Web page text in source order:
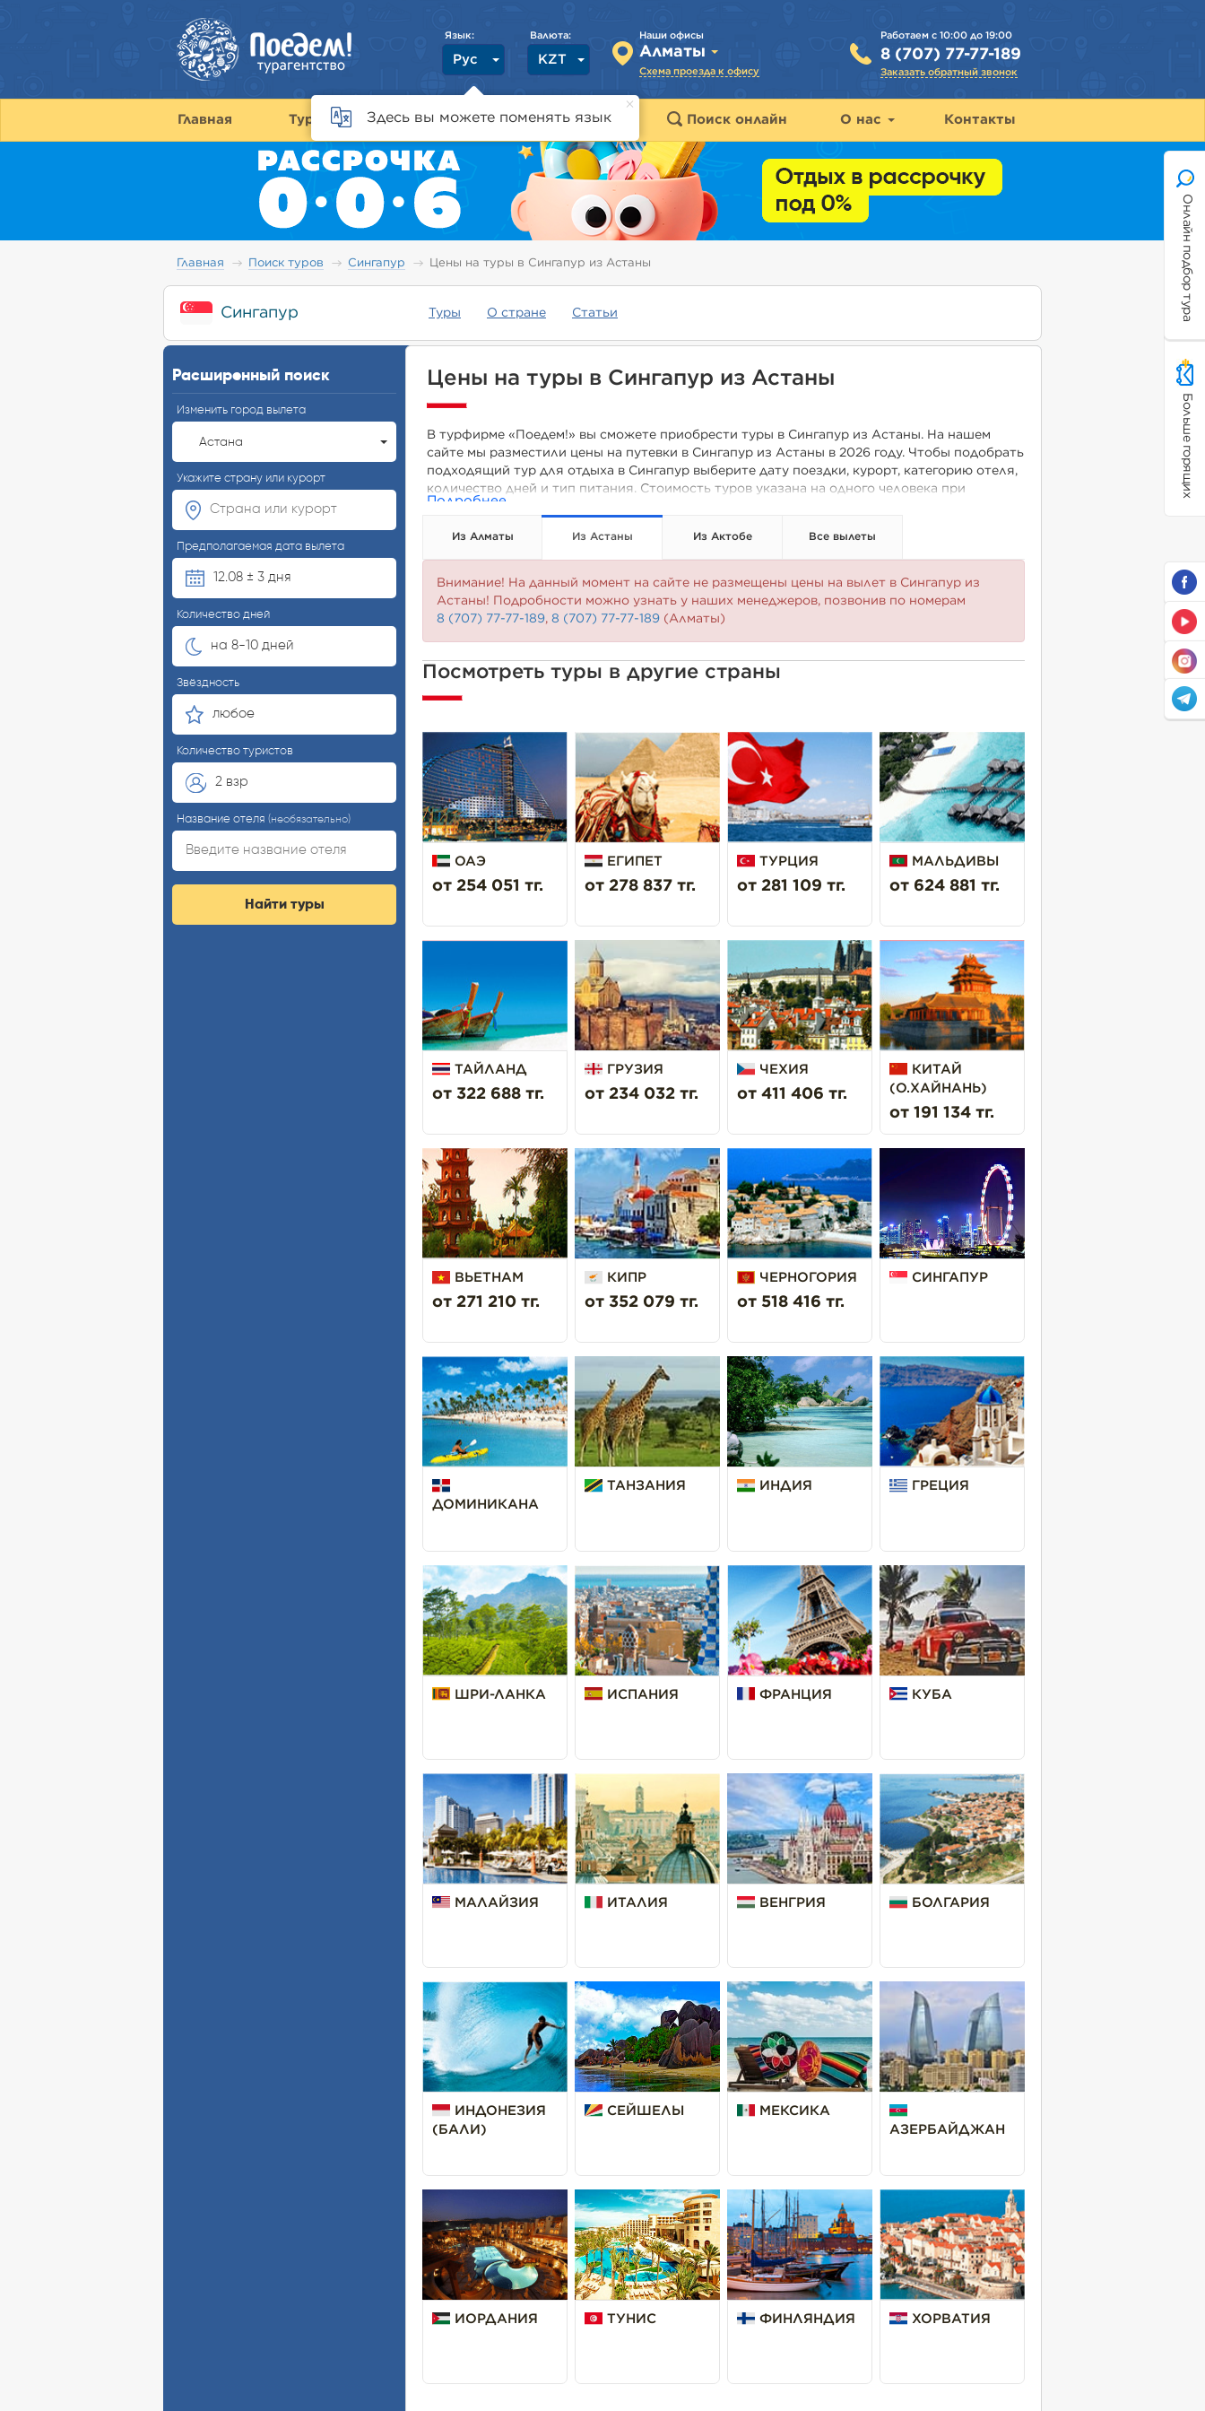
Работаем с 10:00 до 19:00
8 (707) 77-77-189
Заказать обратный звонок
Наши офисы
Алматы
Схема проезда к офису
Валюта:
KZT
Язык:
Рус
Здесь вы можете поменять язык
Главная Туры Страны Горящие туры Поиск онлайн О нас Контакты
Онлайн подбор тура
Больше горящих
Главная Поиск туров Сингапур Цены на туры в Сингапур из Астаны
Сингапур Туры О стране Статьи
Расширенный поиск
Изменить город вылета
Астана
Укажите страну или курорт
Предполагаемая дата вылета
12.08 ± 3 дня
Количество дней
на 8-10 дней
Звёздность
любое
Количество туристов
2 взр
Название отеля (необязательно)
Найти туры
Цены на туры в Сингапур из Астаны
В турфирме «Поедем!» вы сможете приобрести туры в Сингапур из Астаны. На нашем
сайте мы разместили цены на путевки в Сингапур из Астаны в 2026 году. Чтобы подобрать
подходящий тур для отдыха в Сингапур выберите дату поездки, курорт, категорию отеля,
количество дней и тип питания. Стоимость туров указана на одного человека при
Подробнее
Из Алматы Из Астаны Из Актобе Все вылеты
Внимание! На данный момент на сайте не размещены цены на вылет в Сингапур из
Астаны! Подробности можно узнать у наших менеджеров, позвонив по номерам
8 (707) 77-77-189, 8 (707) 77-77-189 (Алматы)
Посмотреть туры в другие страны
ОАЭ
от 254 051 тг.
ЕГИПЕТ
от 278 837 тг.
ТУРЦИЯ
от 281 109 тг.
МАЛЬДИВЫ
от 624 881 тг.
ТАЙЛАНД
от 322 688 тг.
ГРУЗИЯ
от 234 032 тг.
ЧЕХИЯ
от 411 406 тг.
КИТАЙ
(О.ХАЙНАНЬ)
от 191 134 тг.
ВЬЕТНАМ
от 271 210 тг.
КИПР
от 352 079 тг.
ЧЕРНОГОРИЯ
от 518 416 тг.
СИНГАПУР
ДОМИНИКАНА
ТАНЗАНИЯ ИНДИЯ ГРЕЦИЯ
ШРИ-ЛАНКА ИСПАНИЯ ФРАНЦИЯ КУБА
МАЛАЙЗИЯ ИТАЛИЯ ВЕНГРИЯ БОЛГАРИЯ
ИНДОНЕЗИЯ
(БАЛИ)
СЕЙШЕЛЫ
МЕКСИКА
АЗЕРБАЙДЖАН
ИОРДАНИЯ ТУНИС ФИНЛЯНДИЯ ХОРВАТИЯ